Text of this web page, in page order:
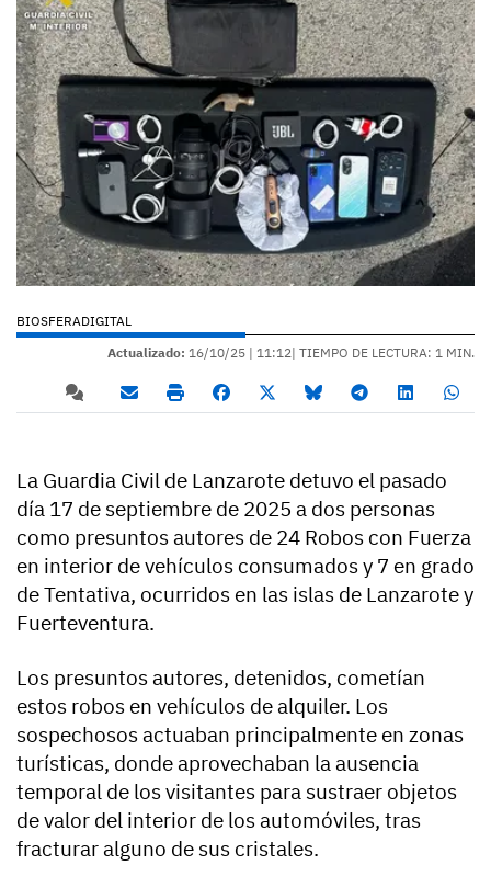
BIOSFERADIGITAL
Actualizado: 16/10/25 | 11:12| TIEMPO DE LECTURA: 1 MIN.
La Guardia Civil de Lanzarote detuvo el pasado
día 17 de septiembre de 2025 a dos personas
como presuntos autores de 24 Robos con Fuerza
en interior de vehículos consumados y 7 en grado
de Tentativa, ocurridos en las islas de Lanzarote y
Fuerteventura.
Los presuntos autores, detenidos, cometían
estos robos en vehículos de alquiler. Los
sospechosos actuaban principalmente en zonas
turísticas, donde aprovechaban la ausencia
temporal de los visitantes para sustraer objetos
de valor del interior de los automóviles, tras
fracturar alguno de sus cristales.